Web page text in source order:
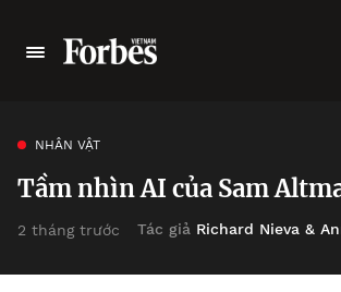
NHÂN VẬT
Tầm nhìn AI của Sam
2 tháng trước Tác giả Richard Nieva &